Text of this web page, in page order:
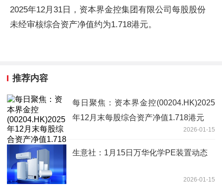
2025年12月31日，资本界金控集团有限公司每股股份
未经审核综合资产净值约为1.718港元。
推荐内容
每日聚焦：资本界金控(00204.HK)2025
年12月末每股综合资产净值1.718港元
2026-01-15
生意社：1月15日万华化学PE装置动态
2026-01-15